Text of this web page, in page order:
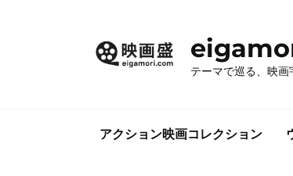
テーマで巡る、映画
アクション映画コレクション